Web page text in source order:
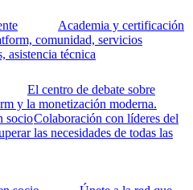
Academia y certificación
comunidad, servicios
asistencia técnica
El centro de debate sobre
y la monetización moderna.
socioColaboración con líderes del
las necesidades de todas las